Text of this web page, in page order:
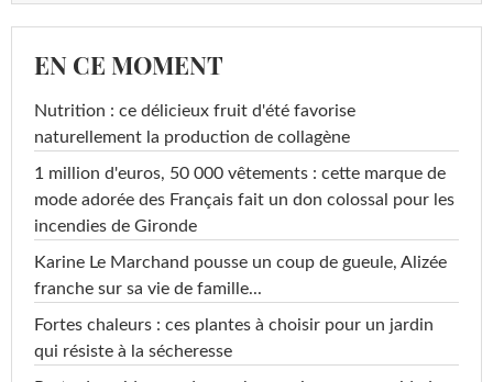
EN CE MOMENT
Nutrition : ce délicieux fruit d'été favorise
naturellement la production de collagène
1 million d'euros, 50 000 vêtements : cette marque de
mode adorée des Français fait un don colossal pour les
incendies de Gironde
Karine Le Marchand pousse un coup de gueule, Alizée
franche sur sa vie de famille...
Fortes chaleurs : ces plantes à choisir pour un jardin
qui résiste à la sécheresse